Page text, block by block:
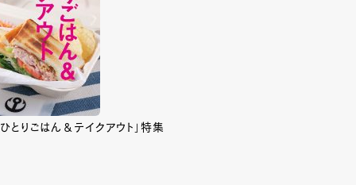
とりごはん＆テイクアウト」特集